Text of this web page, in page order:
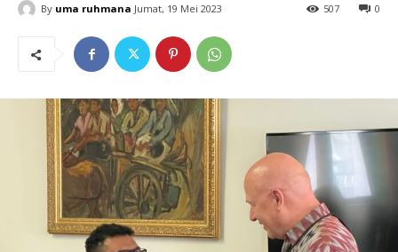
By uma ruhmana Jumat, 19 Mei 2023 0
507